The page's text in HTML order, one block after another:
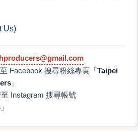
Us)
Facebook 搜尋粉絲專頁「 Taipei
」
Instagram 搜尋帳號
」